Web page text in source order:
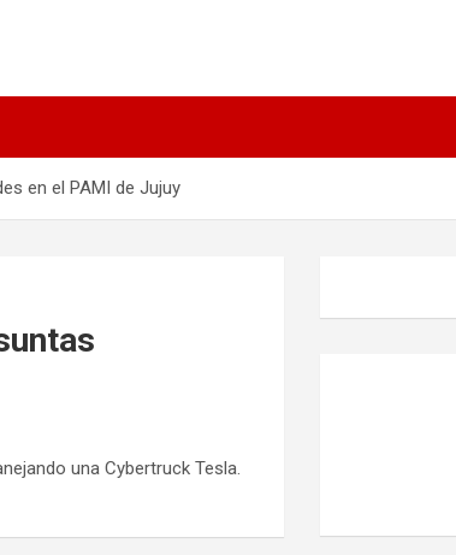
en el PAMI de Jujuy
una Cybertruck Tesla.